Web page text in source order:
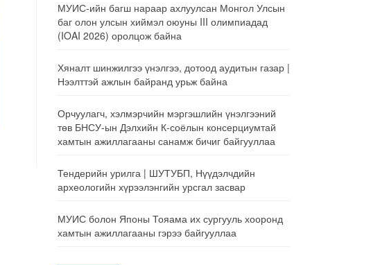
МУИС-ийн багш нараар ахлуулсан Монгол Улсын
баг олон улсын хиймэл оюуны III олимпиадад
(IOAI 2026) оролцож байна
Хяналт шинжилгээ үнэлгээ, дотоод аудитын газар |
Нээлттэй ажлын байранд урьж байна
Орчуулагч, хэлмэрчийн мэргэшлийн үнэлгээний
төв БНСУ-ын Дэлхийн К-соёлын консерциумтай
хамтын ажиллагааны санамж бичиг байгууллаа
Тендерийн урилга | ШУТУБП, Нүүдэлчдийн
археологийн хүрээлэнгийн урсгал засвар
МУИС болон Японы Тояама их сургууль хооронд
хамтын ажиллагааны гэрээ байгууллаа